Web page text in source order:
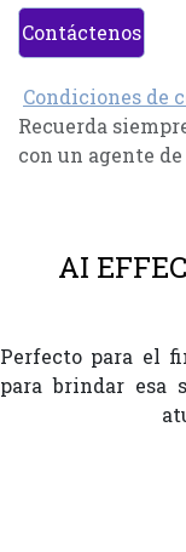
Contáctenos
Condiciones de
Recuerda
con un agente
AI
Perfecto para el
para brindar esa